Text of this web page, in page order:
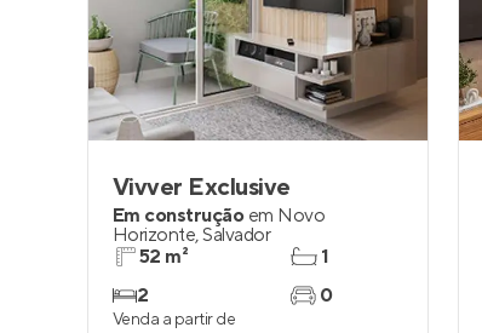
Vivver Exclusive
Em construção em Novo
Horizonte,Salvador
52 m²
2
1
0
Venda a partir de